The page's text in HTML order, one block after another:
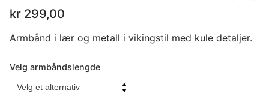
kr 299,00
Armbånd i lær og metall i vikingstil med kule detaljer.
Velg armbåndslengde